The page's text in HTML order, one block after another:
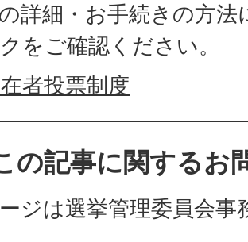
詳細・お手続きの方
をご確認ください。
者投票制度
の記事に関するお
ジは選挙管理委員会